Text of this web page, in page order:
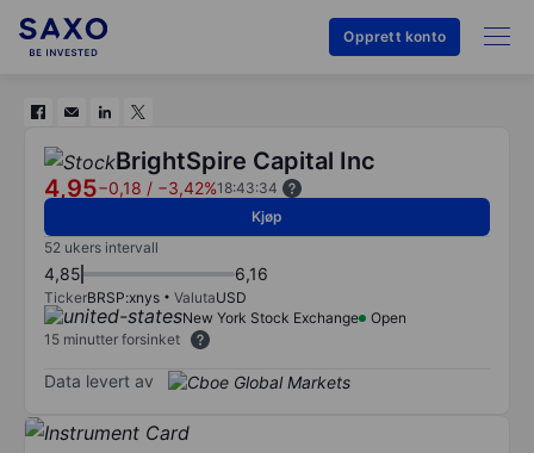
Opprett konto
BrightSpire Capital Inc
4,95−0,18 / −3,42%18:43:34
Kjøp
52 ukers intervall
4,85 6,16
TickerBRSP:xnys ValutaUSD
New York Stock Exchange
Open
15 minutter forsinket
Data levert av